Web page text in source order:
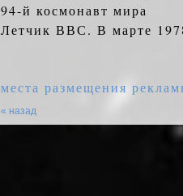
94-й космонавт мира
Летчик ВВС. В марте
места размещения
« назад